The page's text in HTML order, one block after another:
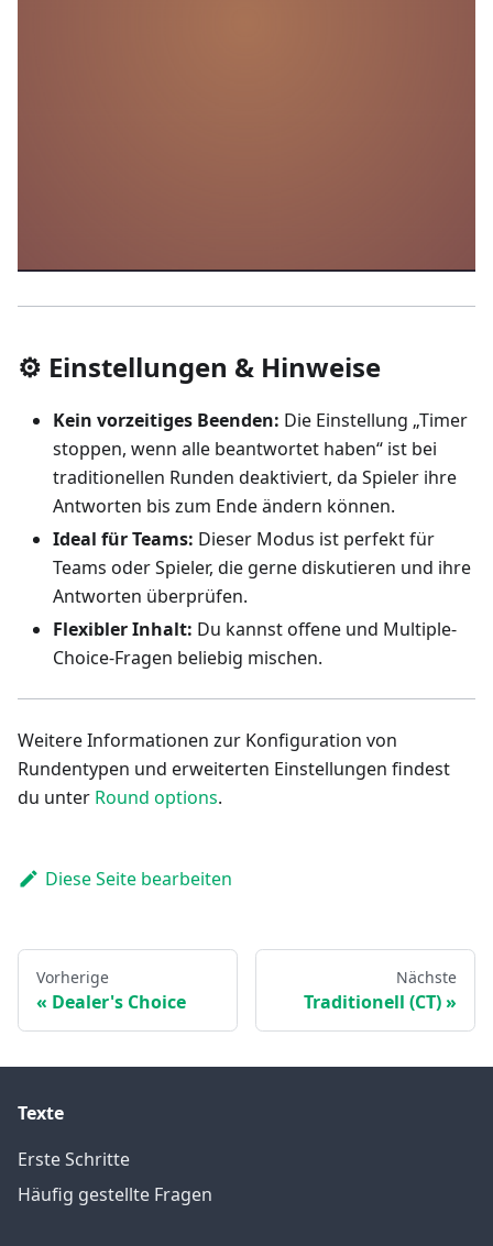
⚙️ Einstellungen & Hinweise
Kein vorzeitiges Beenden: Die Einstellung „Timer
stoppen, wenn alle beantwortet haben“ ist bei
traditionellen Runden deaktiviert, da Spieler ihre
Antworten bis zum Ende ändern können.
Ideal für Teams: Dieser Modus ist perfekt für
Teams oder Spieler, die gerne diskutieren und ihre
Antworten überprüfen.
Flexibler Inhalt: Du kannst offene und Multiple-
Choice-Fragen beliebig mischen.
Weitere Informationen zur Konfiguration von
Rundentypen und erweiterten Einstellungen findest
du unter Round options.
Diese Seite bearbeiten
Vorherige
Dealer's Choice
Nächste
Traditionell (CT)
Texte
Erste Schritte
Häufig gestellte Fragen